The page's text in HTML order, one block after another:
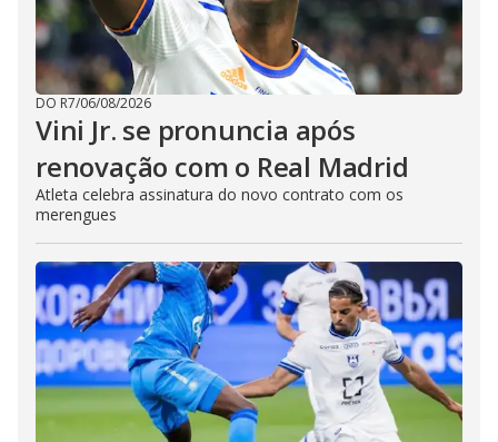
DO R7/06/08/2026
Vini Jr. se pronuncia após
renovação com o Real Madrid
Atleta celebra assinatura do novo contrato com os
merengues